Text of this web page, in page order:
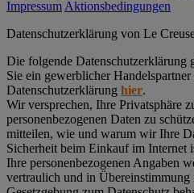
Impressum Aktionsbedingungen
Datenschutz­erklärung von Le
Die folgende Datenschutzerklärung
Sie ein gewerblicher
Datenschutzerklärung hier.
Wir versprechen, Ihre Privatsphäre
personenbezogenen Daten zu
mitteilen, wie und warum wir Ihre
Sicherheit beim Einkauf im Internet
Ihre personenbezogenen Angaben
vertraulich und in Übereinstimmung